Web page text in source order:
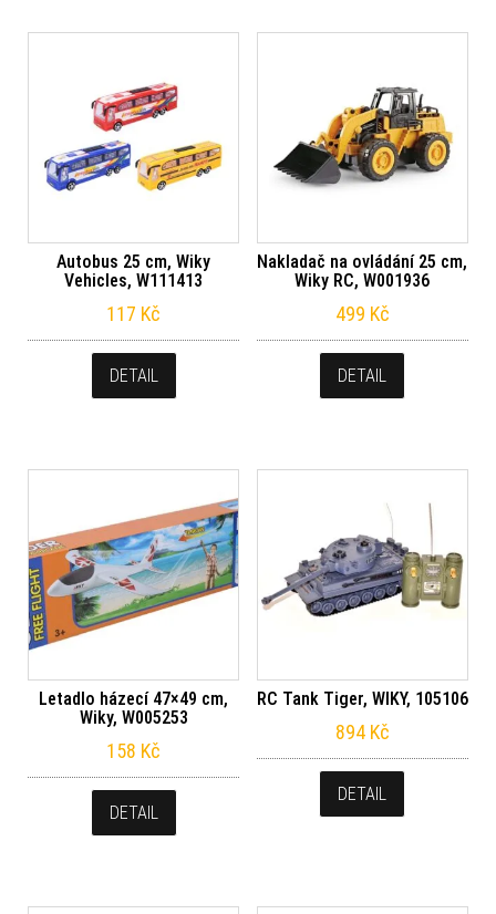
Autobus 25 cm, Wiky
Vehicles, W111413
117 Kč
DETAIL
Nakladač na ovládání 25 cm,
Wiky RC, W001936
499 Kč
DETAIL
Letadlo házecí 47×49 cm,
Wiky, W005253
158 Kč
DETAIL
RC Tank Tiger, WIKY, 105106
894 Kč
DETAIL